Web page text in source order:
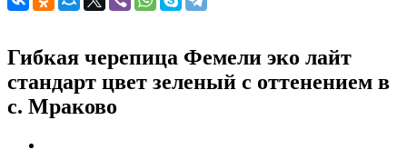
Гибкая черепица Фемели эко лайт
стандарт цвет зеленый с оттенением в
c. Мраково